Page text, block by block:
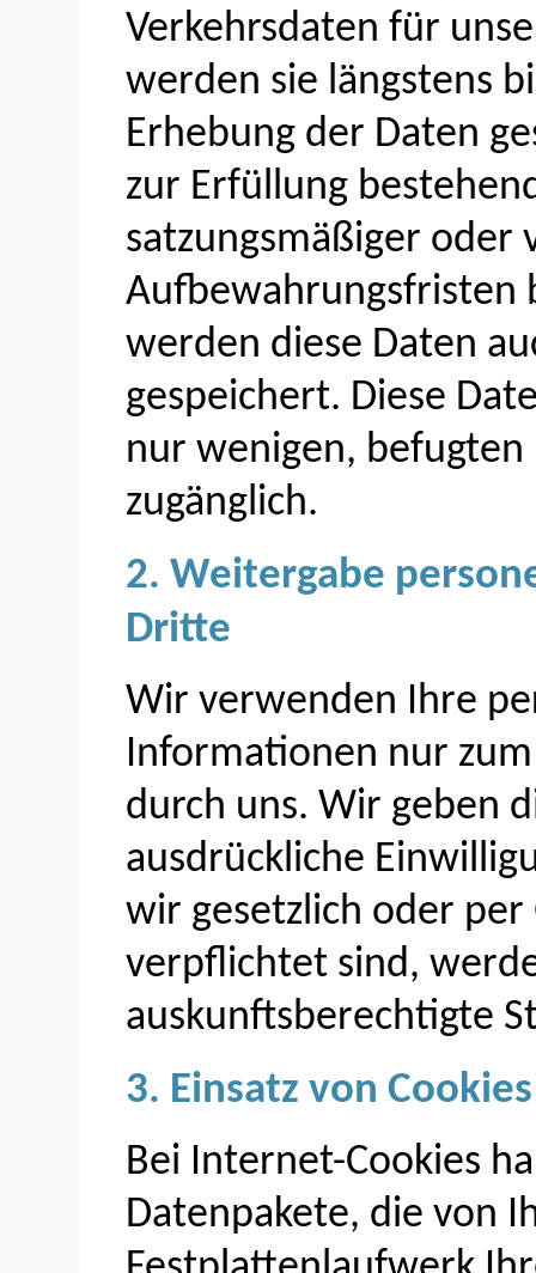
Verkehrsdaten für
werden sie längstens
Erhebung der Daten
zur Erfüllung
satzungsmäßiger oder
Aufbewahrungsfristen
werden diese Daten
gespeichert. Diese
nur wenigen, befugten
zugänglich.
2. Weitergabe
Dritte
Wir verwenden Ihre
Informationen nur
durch uns. Wir geben
ausdrückliche
wir gesetzlich oder per
verpflichtet sind,
auskunftsberechtigte
3. Einsatz von Cookies
Bei Internet-Cookies
Datenpakete, die von